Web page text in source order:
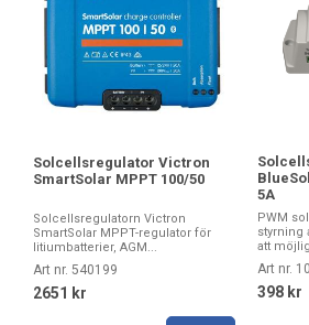
Solcellsregulator Victron
SmartSolar MPPT 100/50
Solcellsregulatorn Victron
SmartSolar MPPT-regulator för
litiumbatterier, AGM...
Art nr. 540199
2651 kr
5A
PWM
styrning
att
Art nr.
398 kr